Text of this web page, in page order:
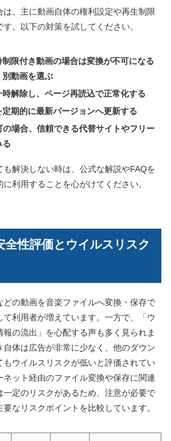
、主に動画自体の権利設定や再生制限
。以下の対策を試してください。
限付き動画の場合は変換が不可になる
動画を選ぶ
解除し、ページ再読込で正常化する
定期的に最新バージョンへ更新する
場合、信頼できる代替サイトやフリー
る
も解決しない時は、公式な解説やFAQを
利用することを心がけてください。
全性評価とウイルスリスク
どの動画を音楽ファイルへ変換・保存で
て利用者が増えています。一方で、「ウ
の流出」を心配する声も多く見られま
体は広告が非常に少なく、他のダウン
もウイルスリスクが低いと評価されてい
ネット経由のファイル変換や保存に関連
定のリスクがあるため、注意が必要で
なリスクポイントを比較しています。